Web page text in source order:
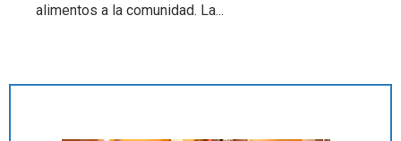
alimentos a la comunidad. La...